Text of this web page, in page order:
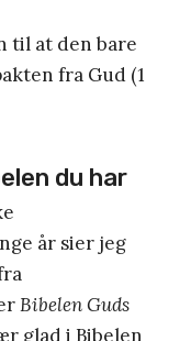
til at den bare
fra Gud (1
du har
år sier jeg
Bibelen Guds
glad i Bibelen